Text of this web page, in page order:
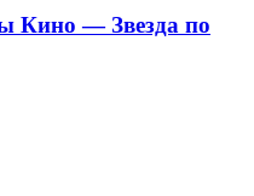
Кино — Звезда по